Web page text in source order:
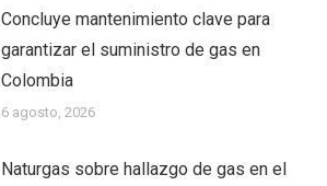
Concluye mantenimiento clave para
garantizar el suministro de gas en
Colombia
6 agosto, 2026
Naturgas sobre hallazgo de gas en el